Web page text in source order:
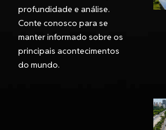
profundidade e análise.
Conte conosco para se
manter informado sobre os
principais acontecimentos
do mundo.